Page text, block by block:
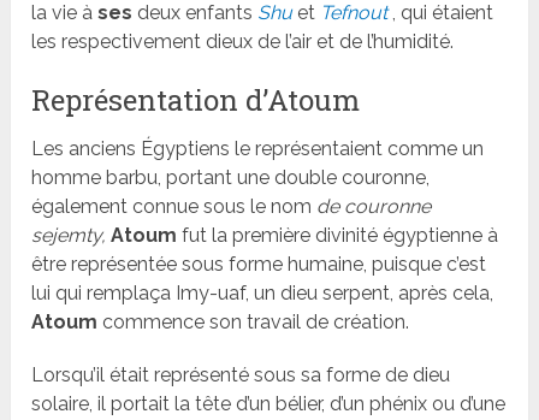
la vie àses deux enfants Shuet Tefnout, qui étaient
les respectivement dieux de l’air et de l’humidité.
Représentation d’Atoum
Les anciens Égyptiens le représentaient comme un
homme barbu, portant une double couronne,
également connue sous le nom de couronne
sejemty, Atoum fut la première divinité égyptienne à
être représentée sous forme humaine, puisque c’est
lui qui remplaça Imy-uaf, un dieu serpent, après cela,
Atoum commence son travail de création.
Lorsqu’il était représenté sous sa forme de dieu
solaire, il portait la tête d’un bélier, d’un phénix ou d’une